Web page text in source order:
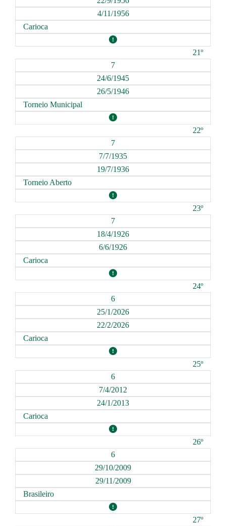
4/11/1956
Carioca
21º
7
24/6/1945
26/5/1946
Torneio Municipal
22º
7
7/7/1935
19/7/1936
Torneio Aberto
23º
7
18/4/1926
6/6/1926
Carioca
24º
6
25/1/2026
22/2/2026
Carioca
25º
6
7/4/2012
24/1/2013
Carioca
26º
6
29/10/2009
29/11/2009
Brasileiro
27º